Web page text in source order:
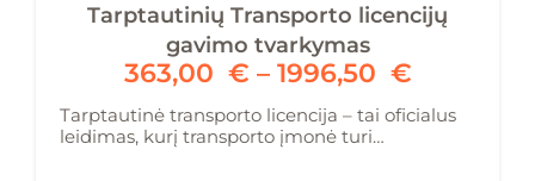
Tarptautinių Transporto licencijų
gavimo tvarkymas
363,00 € – 1996,50 €
Tarptautinė transporto licencija – tai oficialus
leidimas, kurį transporto įmonė turi…